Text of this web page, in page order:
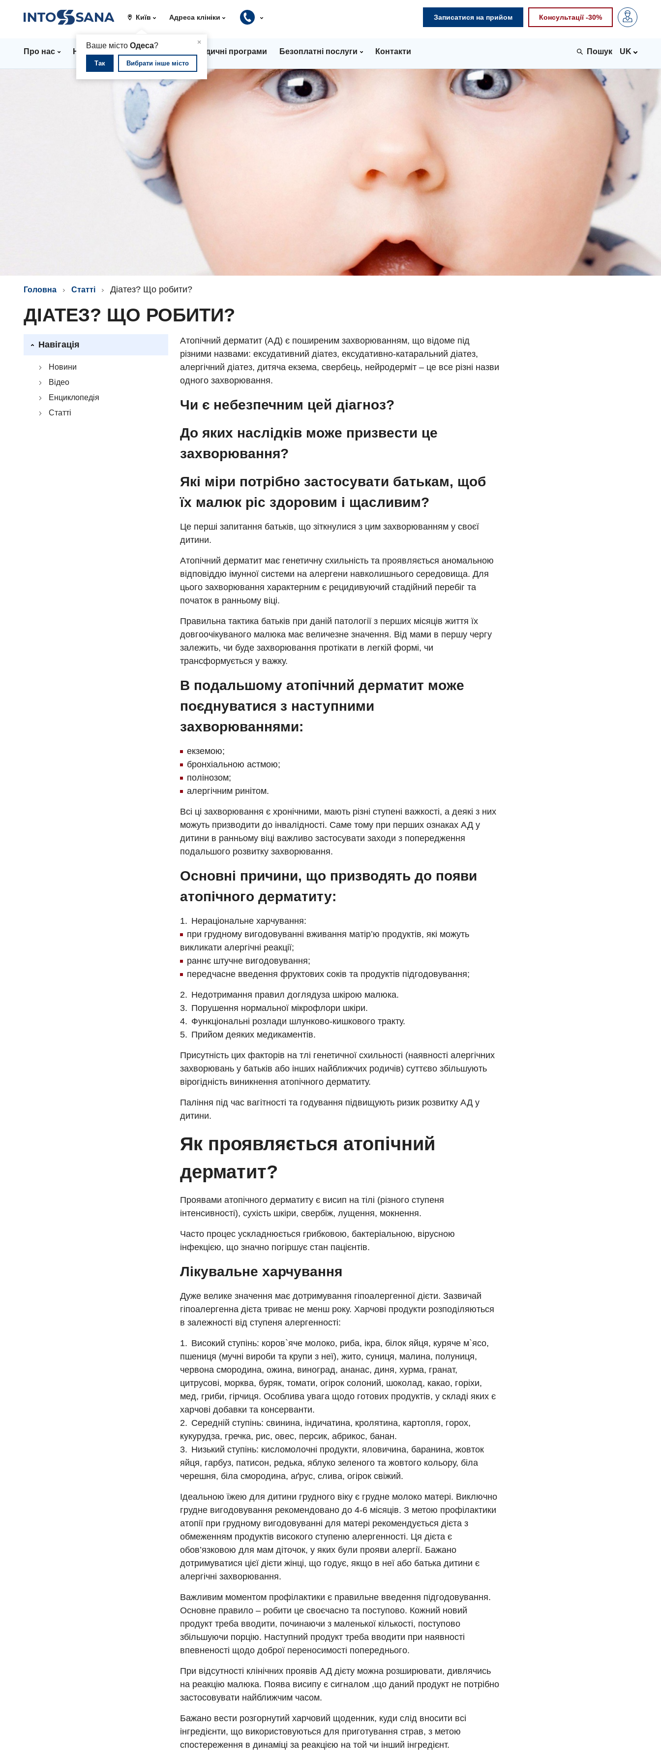
Київ
×
Ваше місто Одеса?
Так Вибрати інше місто
Адреса клініки Записатися на прийом Консультації -30%
Про нас Напрямки Ціни Медичні програми Безоплатні послуги Контакти UK
Головна Статті Діатез? Що робити?
ДІАТЕЗ? ЩО РОБИТИ?
Навігація
Новини
Відео
Енциклопедія
Статті
Атопічний дерматит (АД) є поширеним захворюванням, що відоме під
різними назвами: ексудативний діатез, ексудативно-катаральний діатез,
алергічний діатез, дитяча екзема, свербець, нейродерміт – це все різні назви
одного захворювання.
Чи є небезпечним цей діагноз?
До яких наслідків може призвести це
захворювання?
Які міри потрібно застосувати батькам, щоб
їх малюк ріс здоровим і щасливим?
Це перші запитання батьків, що зіткнулися з цим захворюванням у своєї
дитини.
Атопічний дерматит має генетичну схильність та проявляється аномальною
відповіддю імунної системи на алергени навколишнього середовища. Для
цього захворювання характерним є рецидивуючий стадійний перебіг та
початок в ранньому віці.
Правильна тактика батьків при даній патології з перших місяців життя їх
довгоочікуваного малюка має величезне значення. Від мами в першу чергу
залежить, чи буде захворювання протікати в легкій формі, чи
трансформується у важку.
В подальшому атопічний дерматит може
поєднуватися з наступними
захворюваннями:
екземою;
бронхіальною астмою;
полінозом;
алергічним ринітом.
Всі ці захворювання є хронічними, мають різні ступені важкості, а деякі з них
можуть призводити до інвалідності. Саме тому при перших ознаках АД у
дитини в ранньому віці важливо застосувати заходи з попередження
подальшого розвитку захворювання.
Основні причини, що призводять до появи
атопічного дерматиту:
Нераціональне харчування:
при грудному вигодовуванні вживання матір’ю продуктів, які можуть
викликати алергічні реакції;
раннє штучне вигодовування;
передчасне введення фруктових соків та продуктів підгодовування;
Недотримання правил доглядуза шкірою малюка.
Порушення нормальної мікрофлори шкіри.
Функціональні розлади шлунково-кишкового тракту.
Прийом деяких медикаментів.
Присутність цих факторів на тлі генетичної схильності (наявності алергічних
захворювань у батьків або інших найближчих родичів) суттєво збільшують
вірогідність виникнення атопічного дерматиту.
Паління під час вагітності та годування підвищують ризик розвитку АД у
дитини.
Як проявляється атопічний
дерматит?
Проявами атопічного дерматиту є висип на тілі (різного ступеня
інтенсивності), сухість шкіри, свербіж, лущення, мокнення.
Часто процес ускладнюється грибковою, бактеріальною, вірусною
інфекцією, що значно погіршує стан пацієнтів.
Лікувальне харчування
Дуже велике значення має дотримування гіпоалергенної дієти. Зазвичай
гіпоалергенна дієта триває не менш року. Харчові продукти розподіляються
в залежності від ступеня алергенності:
Високий ступінь: коров`яче молоко, риба, ікра, білок яйця, куряче м`ясо,
пшениця (мучні вироби та крупи з неї), жито, суниця, малина, полуниця,
червона смородина, ожина, виноград, ананас, диня, хурма, гранат,
цитрусові, морква, буряк, томати, огірок солоний, шоколад, какао, горіхи,
мед, гриби, гірчиця. Особлива увага щодо готових продуктів, у складі яких є
харчові добавки та консерванти.
Середній ступінь: свинина, індичатина, кролятина, картопля, горох,
кукурудза, гречка, рис, овес, персик, абрикос, банан.
Низький ступінь: кисломолочні продукти, яловичина, баранина, жовток
яйця, гарбуз, патисон, редька, яблуко зеленого та жовтого кольору, біла
черешня, біла смородина, аґрус, слива, огірок свіжий.
Ідеальною їжею для дитини грудного віку є грудне молоко матері. Виключно
грудне вигодовування рекомендовано до 4-6 місяців. З метою профілактики
атопії при грудному вигодовуванні для матері рекомендується дієта з
обмеженням продуктів високого ступеню алергенності. Ця дієта є
обов’язковою для мам діточок, у яких були прояви алергії. Бажано
дотримуватися цієї дієти жінці, що годує, якщо в неї або батька дитини є
алергічні захворювання.
Важливим моментом профілактики є правильне введення підгодовування.
Основне правило – робити це своєчасно та поступово. Кожний новий
продукт треба вводити, починаючи з маленької кількості, поступово
збільшуючи порцію. Наступний продукт треба вводити при наявності
впевненості щодо доброї переносимості попереднього.
При відсутності клінічних проявів АД дієту можна розширювати, дивлячись
на реакцію малюка. Поява висипу є сигналом ,що даний продукт не потрібно
застосовувати найближчим часом.
Бажано вести розгорнутий харчовий щоденник, куди слід вносити всі
інгредієнти, що використовуються для приготування страв, з метою
спостереження в динаміці за реакцією на той чи інший інгредієнт.